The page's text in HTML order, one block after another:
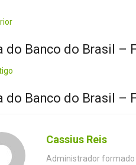
do Banco do Brasil –
do Banco do Brasil –
Cassius Reis
Administrador formado